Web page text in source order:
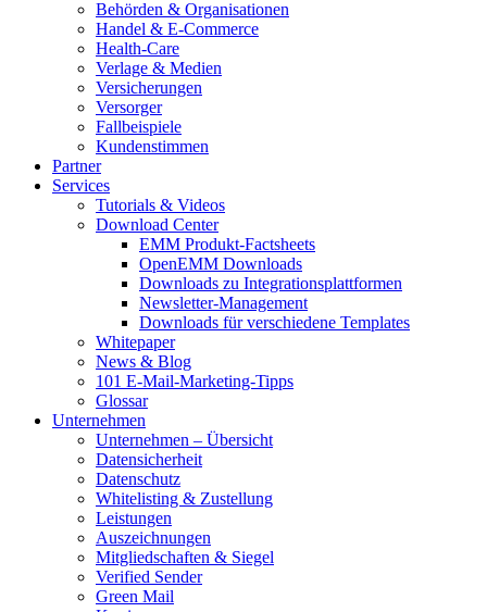
Behörden & Organisationen
Handel & E-Commerce
Health-Care
Verlage & Medien
Versicherungen
Versorger
Fallbeispiele
Kundenstimmen
Partner
Services
Tutorials & Videos
Download Center
EMM Produkt-Factsheets
OpenEMM Downloads
Downloads zu Integrationsplattformen
Newsletter-Management
Downloads für verschiedene Templates
Whitepaper
News & Blog
101 E-Mail-Marketing-Tipps
Glossar
Unternehmen
Unternehmen – Übersicht
Datensicherheit
Datenschutz
Whitelisting & Zustellung
Leistungen
Auszeichnungen
Mitgliedschaften & Siegel
Verified Sender
Green Mail